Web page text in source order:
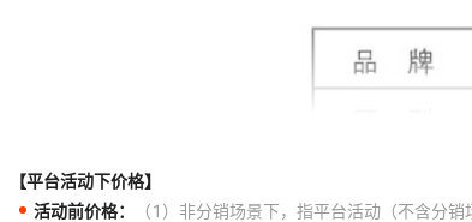
【平台活动下价格】
活动前价格：
（1）非分销场景下，指平台活动（不含分